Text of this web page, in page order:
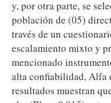
y, por otra parte, se
población de (05)
través de un
escalamiento mixto y
mencionado
alta confiabilidad, Alfa
resultados muestran